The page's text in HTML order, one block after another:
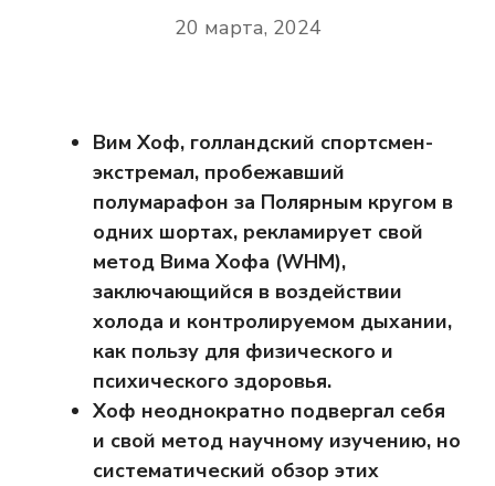
20 марта, 2024
Вим Хоф, голландский спортсмен-
экстремал, пробежавший
полумарафон за Полярным кругом в
одних шортах, рекламирует свой
метод Вима Хофа (WHM),
заключающийся в воздействии
холода и контролируемом дыхании,
как пользу для физического и
психического здоровья.
Хоф неоднократно подвергал себя
и свой метод научному изучению, но
систематический обзор этих